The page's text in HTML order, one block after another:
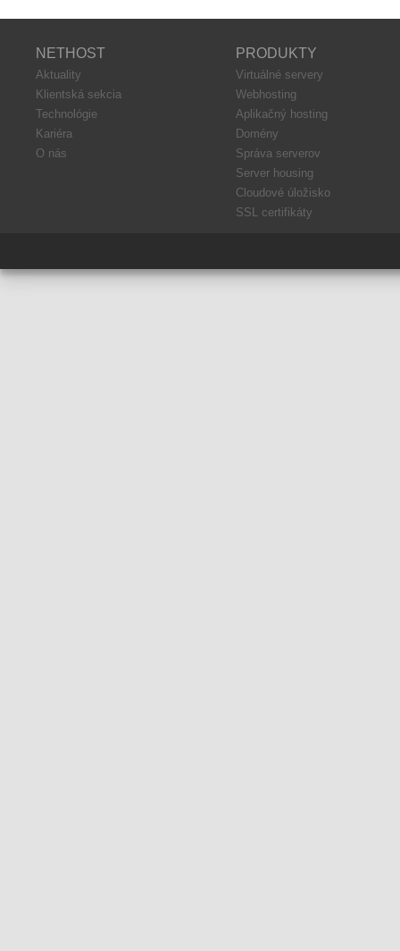
NETHOST
Aktuality
Klientská sekcia
Technológie
Kariéra
O nás
PRODUKTY
Virtuálné servery
Webhosting
Aplikačný hosting
Domény
Správa serverov
Server housing
Cloudové úložisko
SSL certifikáty